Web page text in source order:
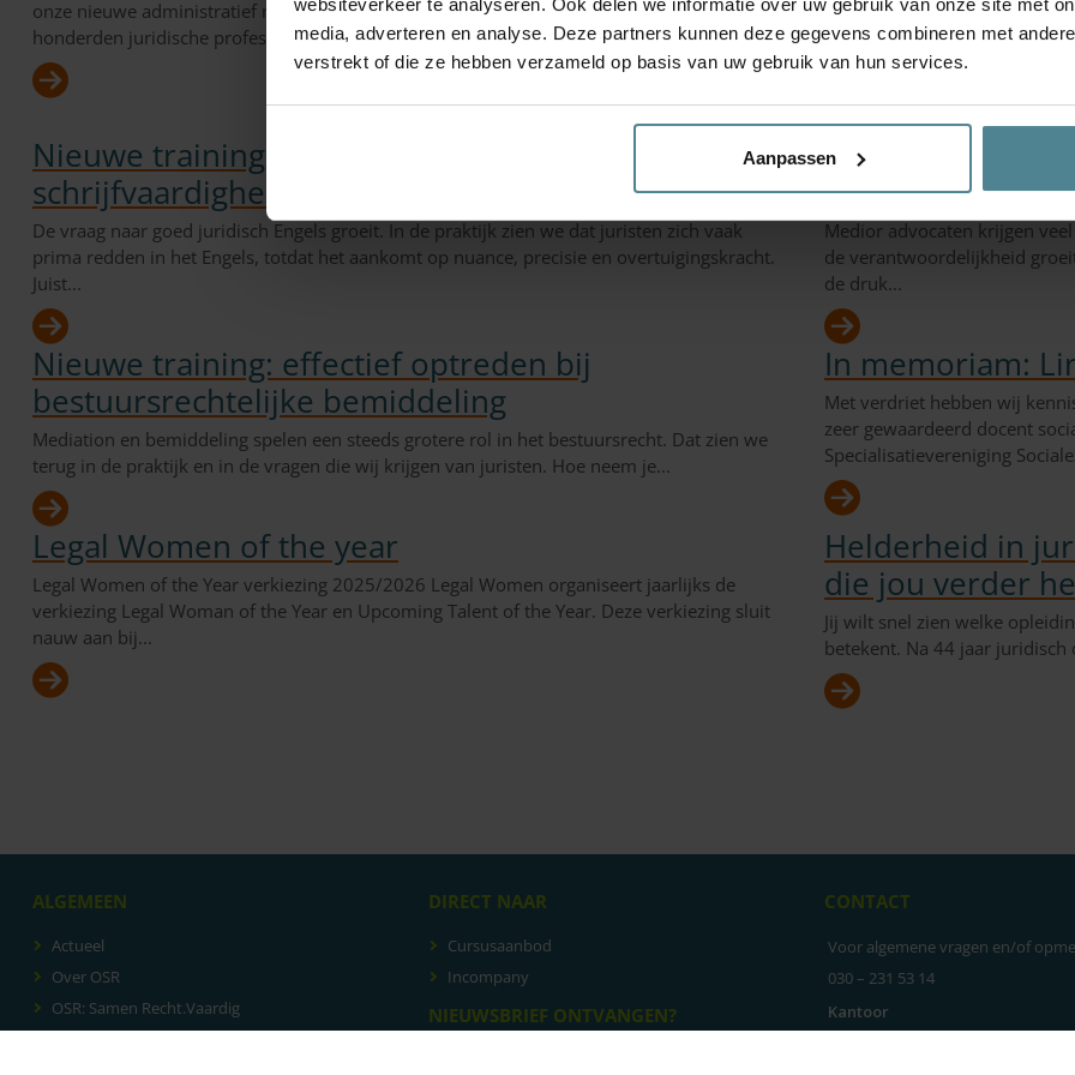
websiteverkeer te analyseren. Ook delen we informatie over uw gebruik van onze site met
media, adverteren en analyse. Deze partners kunnen deze gegevens combineren met
verstrekt of die ze hebben verzameld op basis van uw gebruik van hun services.
Aanpassen
onze nieuwe administratief medewerker (24 uur per week) Zorg jij er graag voor dat
honderden juridische professionals...
Bij OSR vinden we dat
overtuiging zit al in ons
Sociale...
Nieuwe trainingen Legal English spreek- en
schrijfvaardigheid
De vraag naar goed juridisch Engels groeit. In de praktijk zien we dat juristen zich vaak
prima redden in het Engels, totdat het aankomt op nuance, precisie en overtuigingskracht.
Juist...
Nieuwe
medior
Medior advocaten krijgen
de verantwoordelijkheid
de druk...
Nieuwe training: effectief optreden bij
bestuursrechtelijke bemiddeling
Mediation en bemiddeling spelen een steeds grotere rol in het bestuursrecht. Dat zien we
terug in de praktijk en in de vragen die wij krijgen van juristen. Hoe neem je...
In memoriam:
Met verdriet hebben wij
zeer gewaardeerd docent
Specialisatievereniging
Legal Women of the year
Legal Women of the Year verkiezing 2025/2026 Legal Women organiseert jaarlijks de
verkiezing Legal Woman of the Year en Upcoming Talent of the Year. Deze verkiezing sluit
nauw aan bij...
Helderheid in
die jou verder
Jij wilt snel zien welke
betekent. Na 44 jaar
ALGEMEEN
Actueel
Over OSR
OSR: Samen Recht.Vaardig
DIRECT NAAR
Cursusaanbod
Incompany
NIEUWSBRIEF ONTVANGEN?
CONTACT
Voor algemene vragen en/of
030 – 231 53 14
Kantoor